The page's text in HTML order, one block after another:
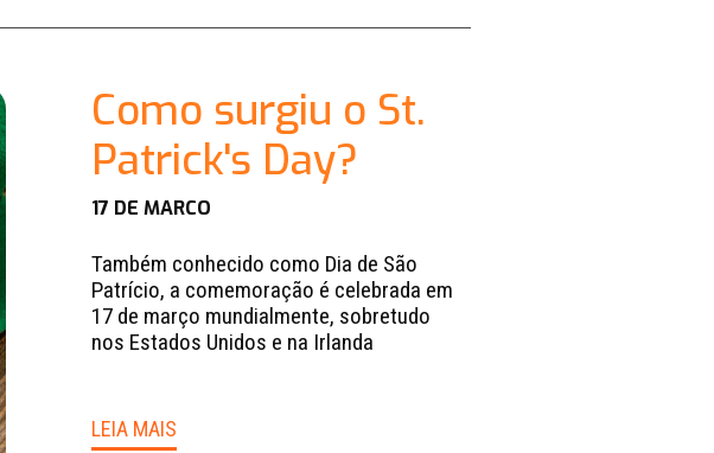
Como surgiu o St.
Patrick's Day?
17 DE MARCO
Também conhecido como Dia de São
Patrício, a comemoração é celebrada em
17 de março mundialmente, sobretudo
nos Estados Unidos e na Irlanda
LEIA MAIS